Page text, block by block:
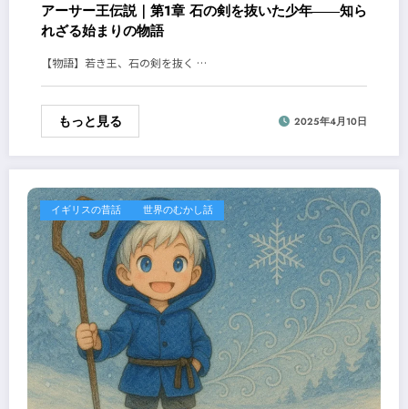
アーサー王伝説｜第1章 石の剣を抜いた少年――知ら
れざる始まりの物語
【物語】若き王、石の剣を抜く …
もっと見る 2025年4月10日
イギリスの昔話 世界のむかし話